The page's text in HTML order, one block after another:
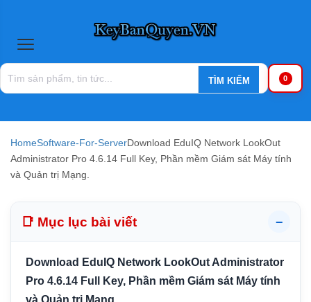
0
HomeSoftware-For-ServerDownload EduIQ Network LookOut
Administrator Pro 4.6.14 Full Key, Phần mềm Giám sát Máy tính
và Quản trị Mạng.
📑 Mục lục bài viết −
Download EduIQ Network LookOut Administrator
Pro 4.6.14 Full Key, Phần mềm Giám sát Máy tính
và Quản trị Mạng.